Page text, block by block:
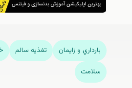
بارداري و زايمان تغذيه سالم
خواص
سلامت